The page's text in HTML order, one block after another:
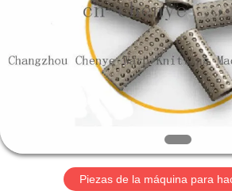
PRODUCTOS
NOSOTROS
VISITA
Piezas de la máquina para